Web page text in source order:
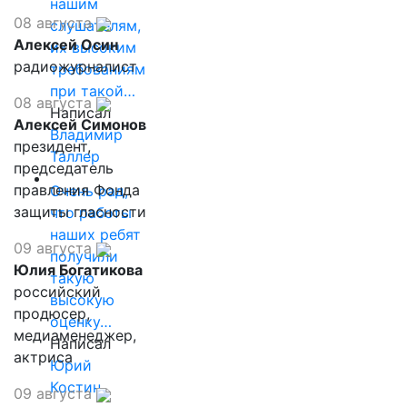
слушателям,
их высоким
требованиям
при такой…
Написал
Владимир
Таллер
Очень рад,
что работы
наших ребят
получили
такую
высокую
оценку…
Написал
Юрий
Костин
08 августа
Алексей Осин
радиожурналист
08 августа
Алексей Симонов
президент,
председатель
правления Фонда
защиты гласности
09 августа
Юлия Богатикова
российский
продюсер,
медиаменеджер,
актриса
09 августа